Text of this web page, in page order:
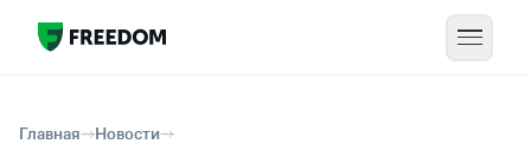
Главная
Новости